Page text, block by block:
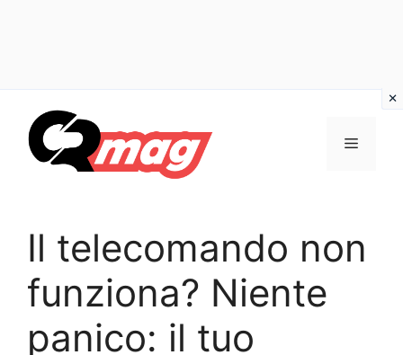
contenuto
Menu
Il telecomando non
funziona? Niente
panico: il tuo